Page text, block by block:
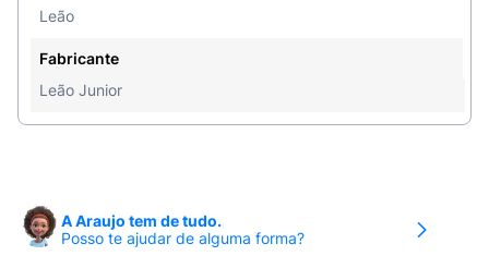
consumo imediato e fácil de transportar.
Refrescância Máxima:
consumido bem gelado em dias de sol ou após
Leão
Fabricante
Leão Junior
A Araujo tem de tudo.
Posso te ajudar de alguma forma?